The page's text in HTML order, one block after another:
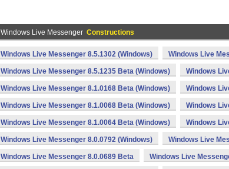
Windows Live Messenger Constructions
Windows Live Messenger 8.5.1302 (Windows) Windows Live
Windows Live Messenger 8.5.1235 Beta (Windows) Windows
Windows Live Messenger 8.1.0168 Beta (Windows) Windows
Windows Live Messenger 8.1.0068 Beta (Windows) Windows
Windows Live Messenger 8.1.0064 Beta (Windows) Windows
Windows Live Messenger 8.0.0792 (Windows) Windows Live
Windows Live Messenger 8.0.0689 Beta Windows Live